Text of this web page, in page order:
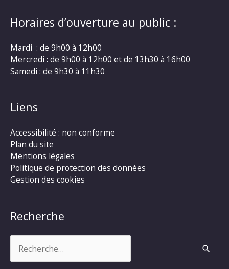
Horaires d’ouverture au public :
Mardi : de 9h00 à 12h00
Mercredi : de 9h00 à 12h00 et de 13h30 à 16h00
Samedi : de 9h30 à 11h30
Liens
Accessibilité : non conforme
Plan du site
Mentions légales
Politique de protection des données
Gestion des cookies
Recherche